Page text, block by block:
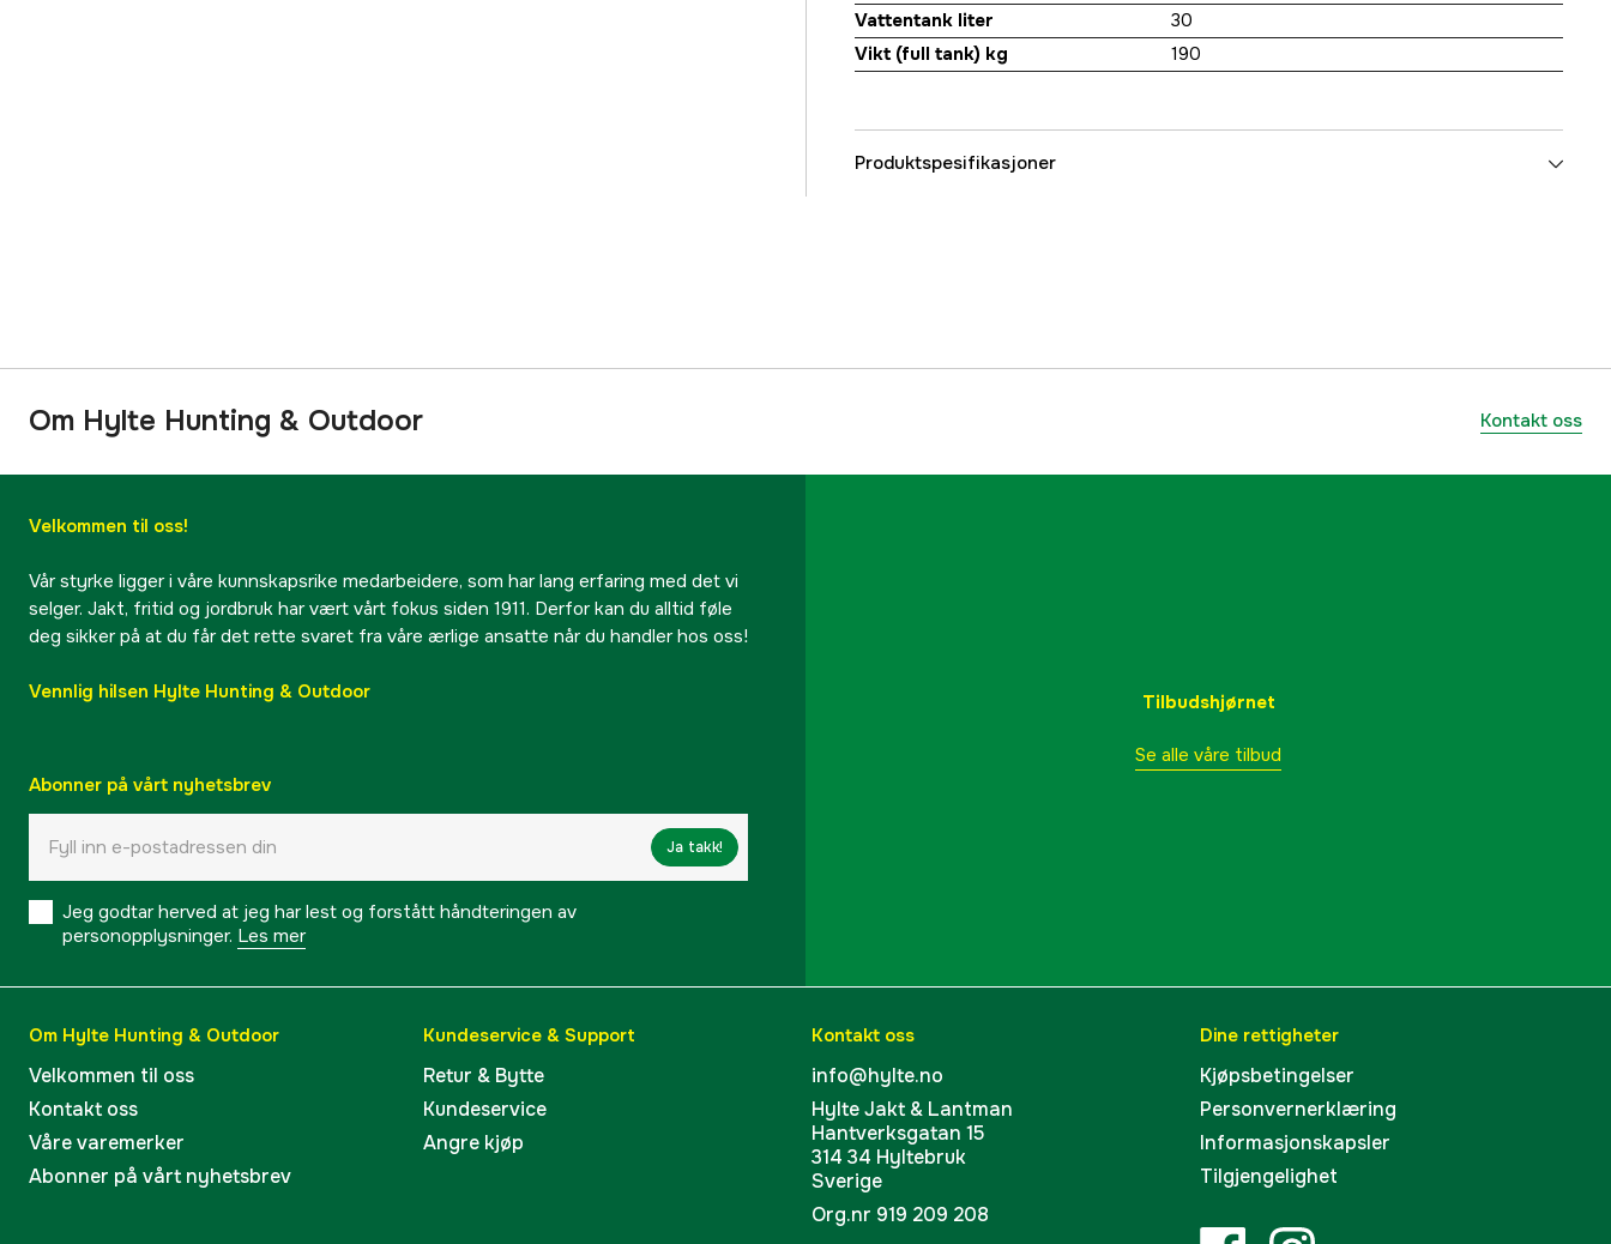
Vattentank liter
30
Vikt (full tank) kg
190
Produktspesifikasjoner
EAN
Om Hylte Hunting & Outdoor Kontakt oss
Velkommen til oss!
Vår styrke ligger i våre kunnskapsrike medarbeidere, som har lang erfaring med det vi
selger. Jakt, fritid og jordbruk har vært vårt fokus siden 1911. Derfor kan du alltid føle
deg sikker på at du får det rette svaret fra våre ærlige ansatte når du handler hos oss!
Vennlig hilsen Hylte Hunting & Outdoor
Abonner på vårt nyhetsbrev
Ja takk!
Jeg godtar herved at jeg har lest og forstått håndteringen av
personopplysninger. Les mer
Tilbudshjørnet
Se alle våre tilbud
Om Hylte Hunting & Outdoor
Velkommen til oss
Kontakt oss
Våre varemerker
Abonner på vårt nyhetsbrev
Kundeservice & Support
Retur & Bytte
Kundeservice
Angre kjøp
Kontakt oss
info@hylte.no
Hylte Jakt & Lantman
Hantverksgatan 15
314 34 Hyltebruk
Sverige
Org.nr 919 209 208
Dine rettigheter
Kjøpsbetingelser
Personvernerklæring
Informasjonskapsler
Tilgjengelighet